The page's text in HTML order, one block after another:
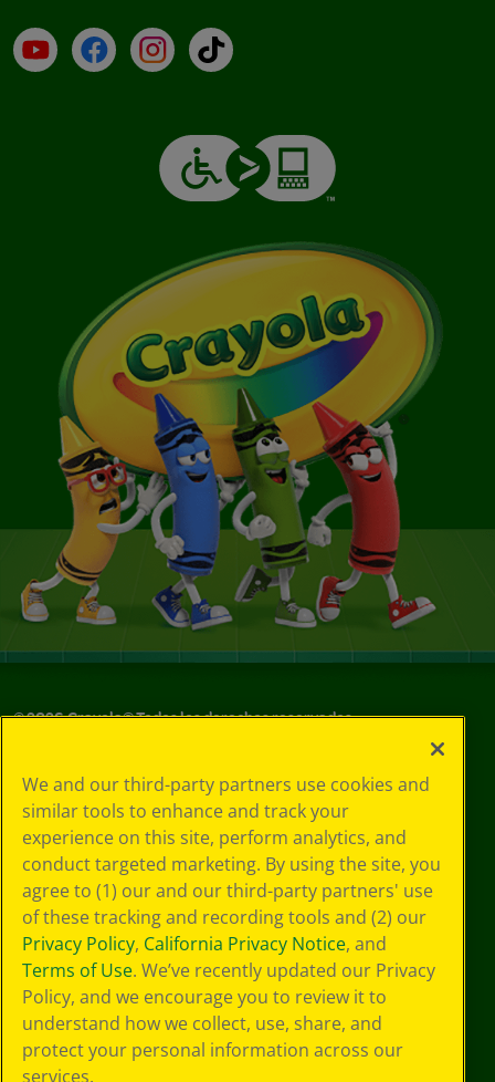
YouTube (en inglés)
Facebook (en inglés)
Instagram (en inglés)
TikTok
©2026Crayola® Todos los derechos reservados.
de privacidad
Política de
privacidad
Términos de SMS
GDPR
Aviso de
privacidad de CA
Cookie
Preferences
Condiciones de
uso
Accesibilidad web
Mapa del sitio
We and our third-party partners use cookies and
similar tools to enhance and track your
experience on this site, perform analytics, and
conduct targeted marketing. By using the site, you
agree to (1) our and our third-party partners' use
of these tracking and recording tools and (2) our
Privacy Policy, California Privacy Notice, and
Terms of Use. We’ve recently updated our Privacy
Policy, and we encourage you to review it to
understand how we collect, use, share, and
protect your personal information across our
services.